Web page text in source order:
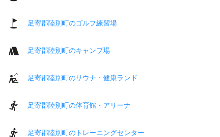
足寄郡陸別町のゴルフ練習場
足寄郡陸別町のキャンプ場
足寄郡陸別町のサウナ・健康ランド
足寄郡陸別町の体育館・アリーナ
足寄郡陸別町のトレーニングセンター